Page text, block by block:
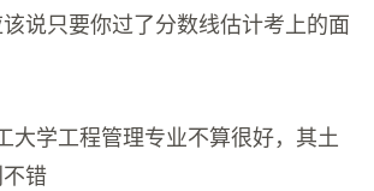
说只要你过了分数线估计考上的面
大学工程管理专业不算很好，其土
错